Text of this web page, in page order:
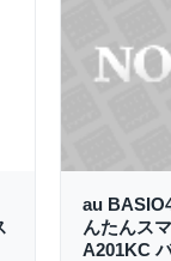
au
んたんス
A201KC